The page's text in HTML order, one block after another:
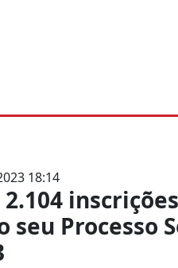
18:14
seu Processo